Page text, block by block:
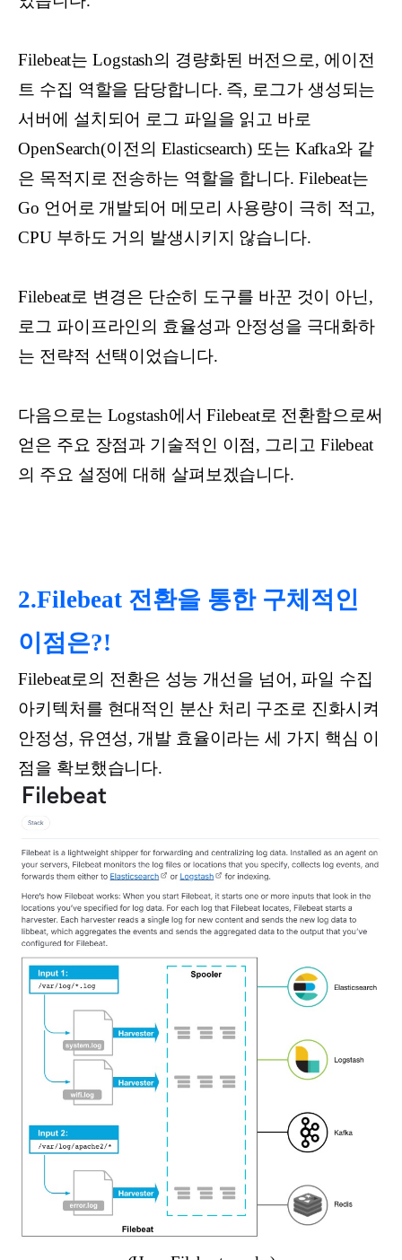
Filebeat는 Logstash의 경량화된 버전으로, 에이전
트 수집 역할을 담당합니다. 즉, 로그가 생성되는
서버에 설치되어 로그 파일을 읽고 바로
OpenSearch(이전의 Elasticsearch) 또는 Kafka와 같
은 목적지로 전송하는 역할을 합니다. Filebeat는
Go 언어로 개발되어 메모리 사용량이 극히 적고,
CPU 부하도 거의 발생시키지 않습니다.
Filebeat로 변경은 단순히 도구를 바꾼 것이 아닌,
로그 파이프라인의 효율성과 안정성을 극대화하
는 전략적 선택이었습니다.
다음으로는 Logstash에서 Filebeat로 전환함으로써
얻은 주요 장점과 기술적인 이점, 그리고 Filebeat
의 주요 설정에 대해 살펴보겠습니다.
2.Filebeat 전환을 통한 구체적인
이점은?!
Filebeat로의 전환은 성능 개선을 넘어, 파일 수집
아키텍처를 현대적인 분산 처리 구조로 진화시켜
안정성, 유연성, 개발 효율이라는 세 가지 핵심 이
점을 확보했습니다.